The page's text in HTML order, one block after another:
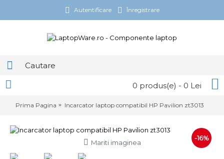
Autentificare Înregistrare
0 produs(e) - 0 Lei
Prima Pagina Incarcator laptop compatibil HP Pavilion zt3013
-16%
Mariti imaginea